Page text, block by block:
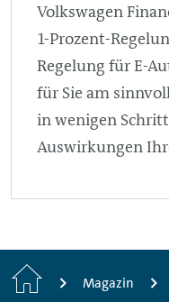
Volkswagen
1-Prozent-
Regelung für E-
für Sie am
in wenigen
Auswirkungen
StartseiteMagazin